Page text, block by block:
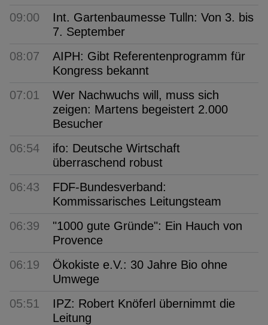
09:00
Int. Gartenbaumesse Tulln: Von 3. bis
7. September
08:07
AIPH: Gibt Referentenprogramm für
Kongress bekannt
07:01
Wer Nachwuchs will, muss sich
zeigen: Martens begeistert 2.000
Besucher
06:54
ifo: Deutsche Wirtschaft
überraschend robust
06:43
FDF-Bundesverband:
Kommissarisches Leitungsteam
06:39
"1000 gute Gründe": Ein Hauch von
Provence
06:19
Ökokiste e.V.: 30 Jahre Bio ohne
Umwege
05:51
IPZ: Robert Knöferl übernimmt die
Leitung